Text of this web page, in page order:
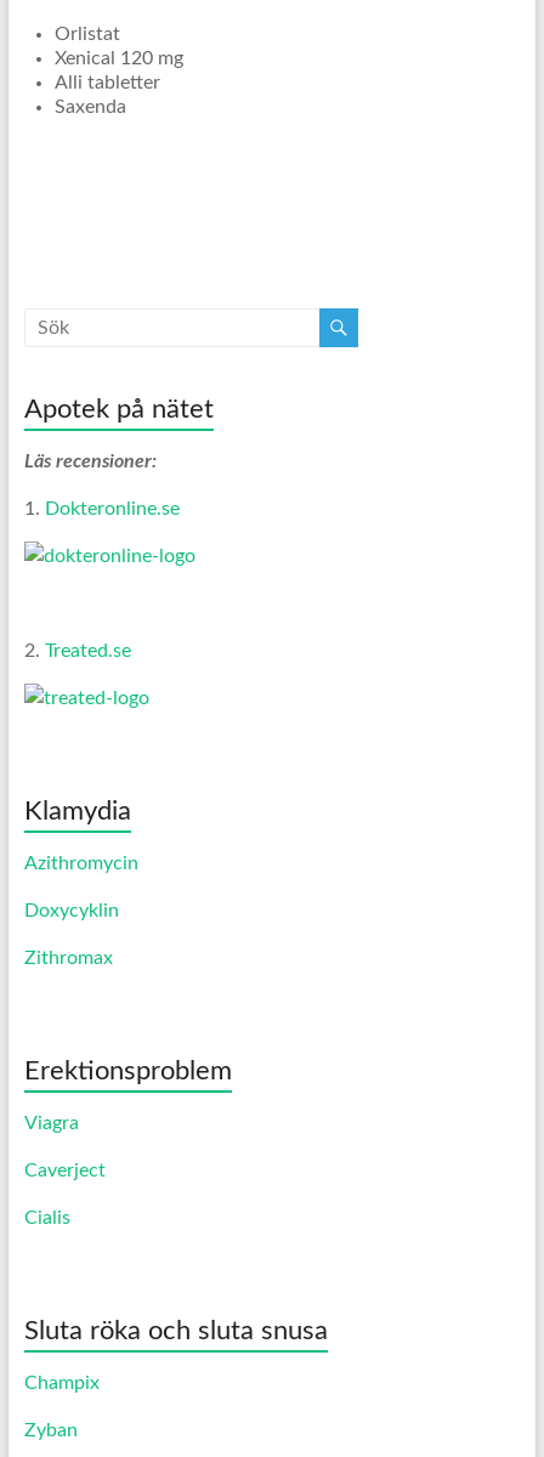
Orlistat
Xenical 120 mg
Alli tabletter
Saxenda
Apotek på nätet
Läs recensioner:
1. Dokteronline.se
2. Treated.se
Klamydia
Azithromycin
Doxycyklin
Zithromax
Erektionsproblem
Viagra
Caverject
Cialis
Sluta röka och sluta snusa
Champix
Zyban